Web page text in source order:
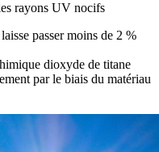
rayons UV nocifs
passer moins de 2 %
dioxyde de titane
par le biais du matériau